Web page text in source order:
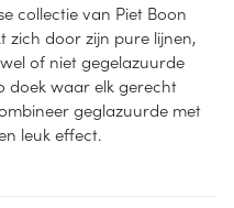
collectie van Piet Boon
zich door zijn pure lijnen,
of niet gegelazuurde
doek waar elk gerecht
geglazuurde met
leuk effect.